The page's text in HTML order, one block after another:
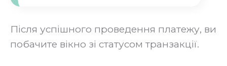
Після успішного проведення платежу, ви
побачите вікно зі статусом транзакції.